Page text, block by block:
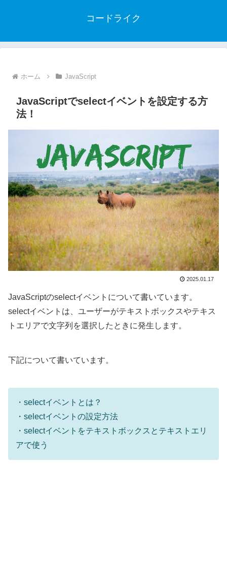
コードライク
ホーム JavaScript
JavaScriptでselectイベントを設定する方
法！
2025.01.17
JavaScriptのselectイベントについて書いています。
selectイベントは、ユーザーがテキストボックスやテキス
トエリアで文字列を選択したときに発生します。
下記について書いています。
・selectイベントとは？
・selectイベントの設定方法
・selectイベントをテキストボックスとテキストエリ
アで使う